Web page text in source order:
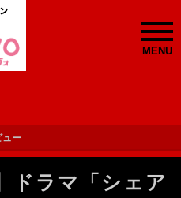
MENU
ュー
ドラマ「シェア